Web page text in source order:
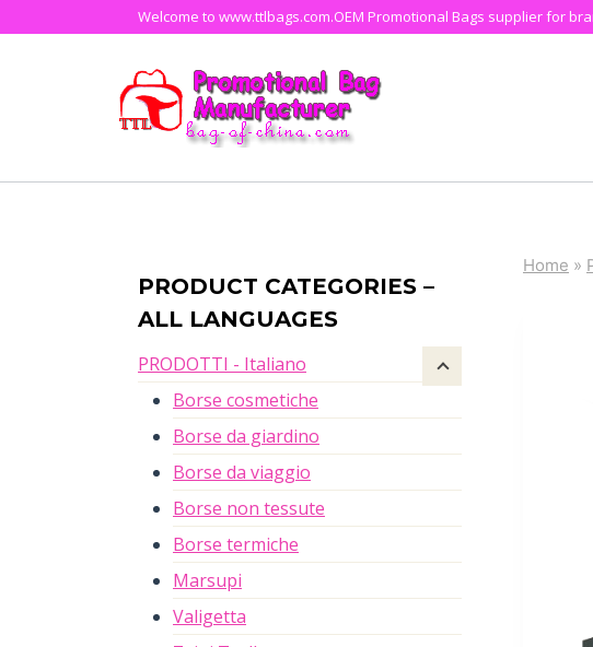
Welcome to www.ttlbags.com.OEM Promotional Bags supplier for
Home »
PRODUCT CATEGORIES –
ALL LANGUAGES
PRODOTTI - Italiano
Borse cosmetiche
Borse da giardino
Borse da viaggio
Borse non tessute
Borse termiche
Marsupi
Valigetta